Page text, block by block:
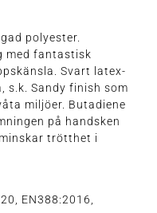
polyester.
med fantastisk
Svart latex-
s.k. Sandy finish som
miljöer. Butadiene
på handsken
trötthet i
EN388:2016,